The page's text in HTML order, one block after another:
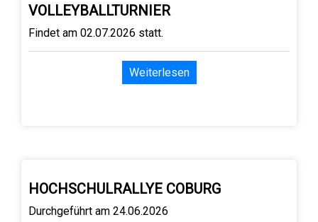
VOLLEYBALLTURNIER
Findet am 02.07.2026 statt.
Weiterlesen
HOCHSCHULRALLYE COBURG
Durchgeführt am 24.06.2026